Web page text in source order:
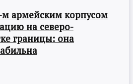
армейским корпусом
на северо-
границы: она